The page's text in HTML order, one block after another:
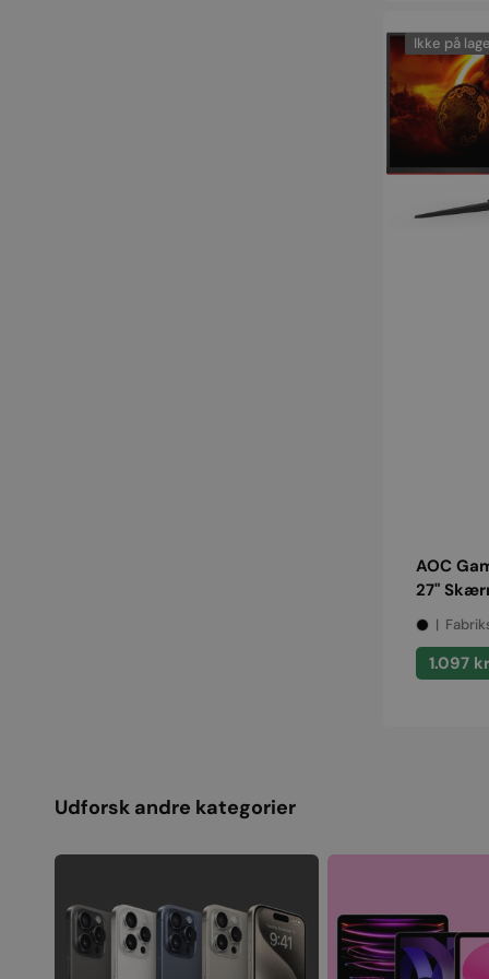
Gaming
Series
27"
Skærm
Ikke på
AOC
27"
1.097 kr
Udforsk andre kategorier